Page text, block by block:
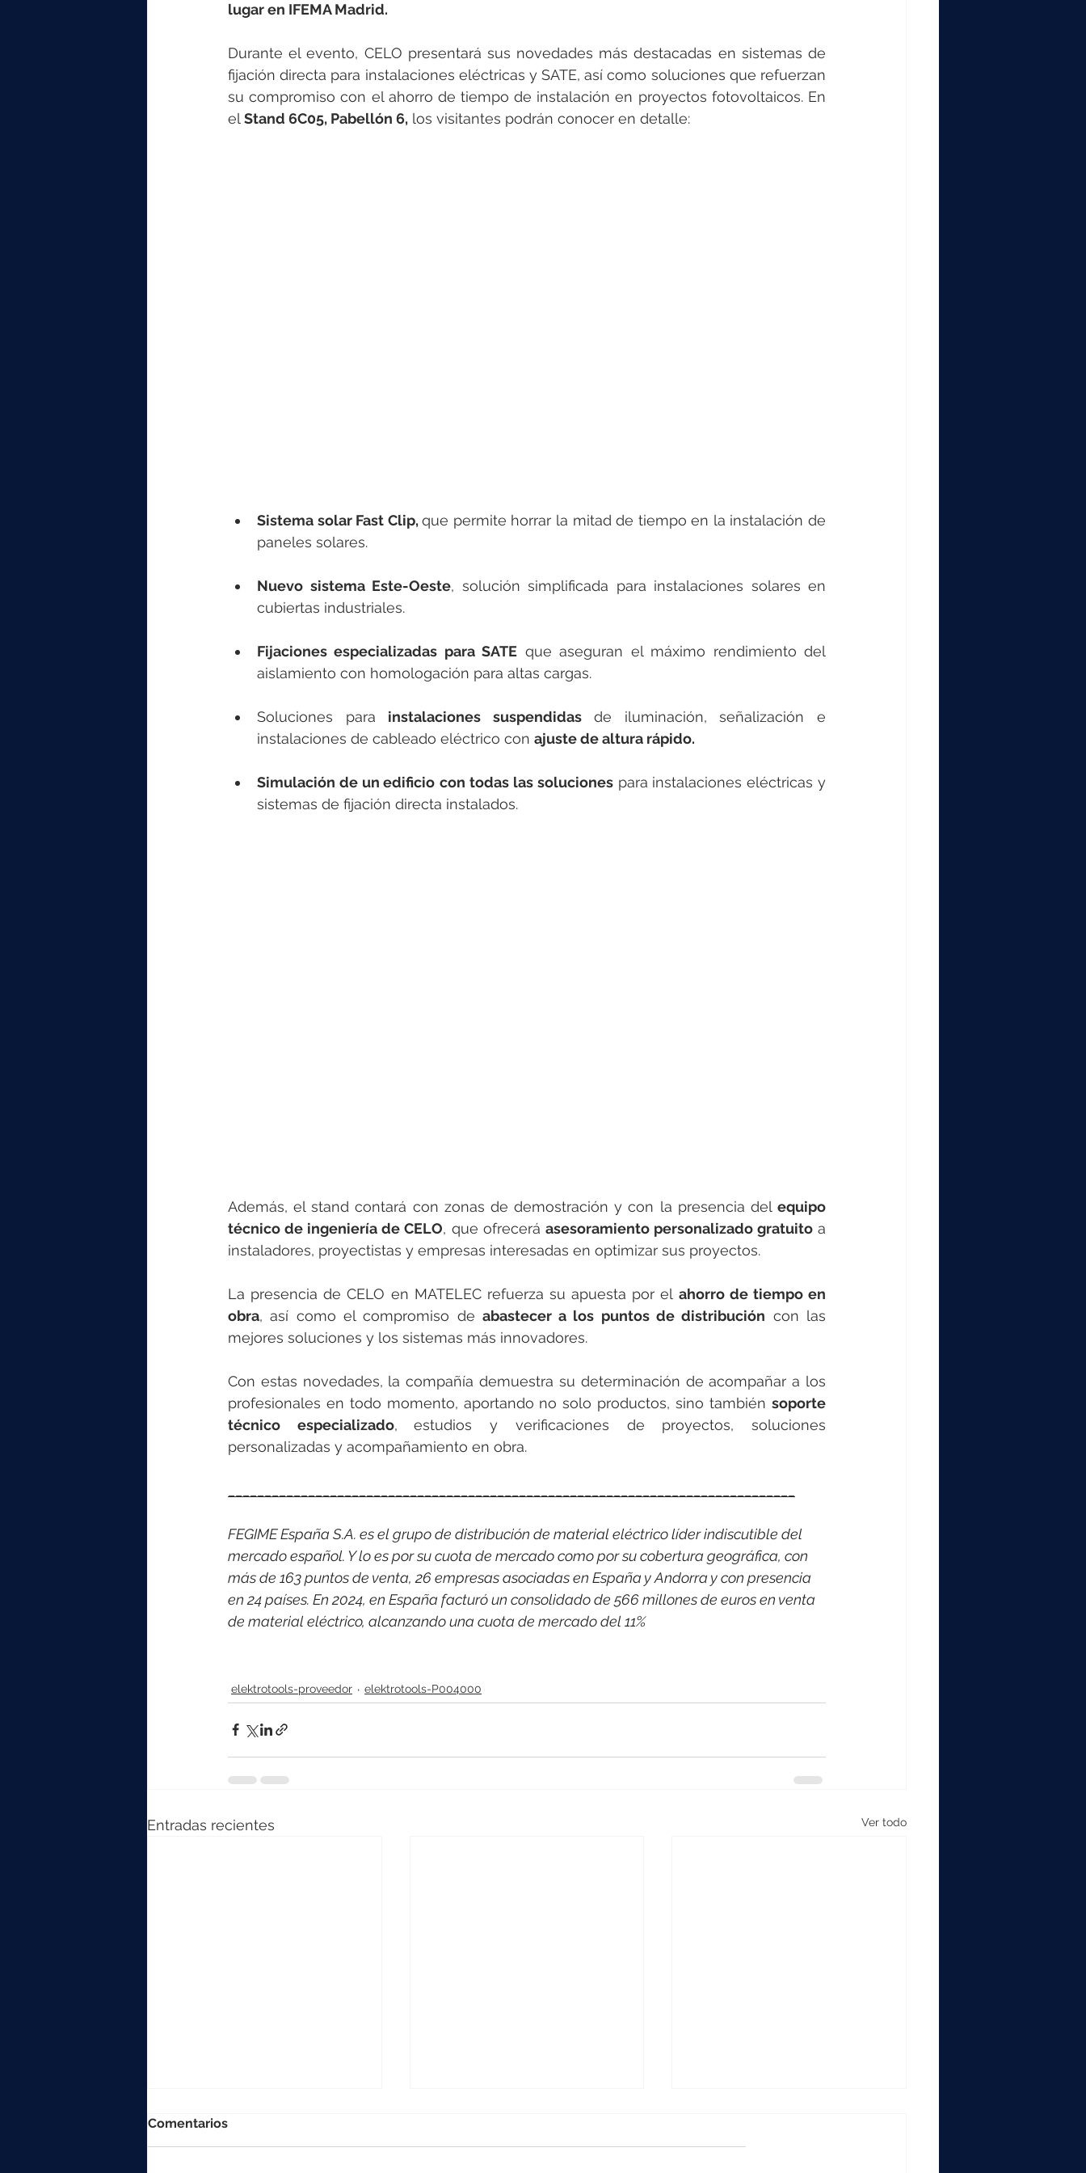
elektrotools-P065000 elektrotools-P040000 elektrotools-P059000 elektrotools-P002000
elektrotools-P01961
lugar en IFEMA Madrid.
Durante el evento, CELO presentará sus novedades más destacadas en sistemas de
fijación directa para instalaciones eléctricas y SATE, así como soluciones que refuerzan
su compromiso con el ahorro de tiempo de instalación en proyectos fotovoltaicos. En
el Stand 6C05, Pabellón 6, los visitantes podrán conocer en detalle:
Sistema solar Fast Clip, que permite horrar la mitad de tiempo en la instalación de
paneles solares.
Nuevo sistema Este-Oeste, solución simplificada para instalaciones solares en
cubiertas industriales.
Fijaciones especializadas para SATE que aseguran el máximo rendimiento del
aislamiento con homologación para altas cargas.
Soluciones para instalaciones suspendidas de iluminación, señalización e
instalaciones de cableado eléctrico con ajuste de altura rápido.
Simulación de un edificio con todas las soluciones para instalaciones eléctricas y
sistemas de fijación directa instalados.
Además, el stand contará con zonas de demostración y con la presencia del equipo
técnico de ingeniería de CELO, que ofrecerá asesoramiento personalizado gratuito a
instaladores, proyectistas y empresas interesadas en optimizar sus proyectos.
La presencia de CELO en MATELEC refuerza su apuesta por el ahorro de tiempo en
obra, así como el compromiso de abastecer a los puntos de distribución con las
mejores soluciones y los sistemas más innovadores.
Con estas novedades, la compañía demuestra su determinación de acompañar a los
profesionales en todo momento, aportando no solo productos, sino también soporte
técnico especializado,
estudios y verificaciones de proyectos, soluciones
personalizadas y acompañamiento en obra.
FEGIME España S.A. es el grupo de distribución de material eléctrico líder indiscutible del
mercado español. Y lo es por su cuota de mercado como por su cobertura geográfica, con
más de 163 puntos de venta, 26 empresas asociadas en España y Andorra y con presencia
en 24 países. En 2024, en España facturó un consolidado de 566 millones de euros en venta
de material eléctrico, alcanzando una cuota de mercado del 11%
elektrotools-proveedor elektrotools-P004000
Entradas recientes Ver todo
Comentarios